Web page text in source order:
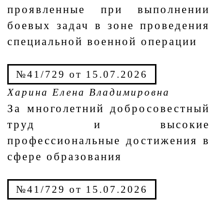
проявленные при выполнении
боевых задач в зоне проведения
специальной военной операции
№41/729 от 15.07.2026
Харина Елена Владимировна
За многолетний добросовестный
труд и высокие
профессиональные достижения в
сфере образования
№41/729 от 15.07.2026